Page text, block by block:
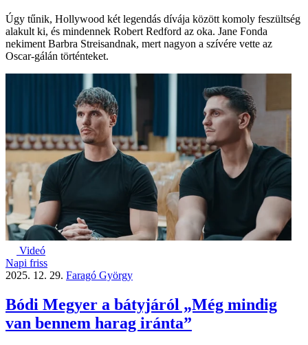
Úgy tűnik, Hollywood két legendás dívája között komoly feszültség
alakult ki, és mindennek Robert Redford az oka. Jane Fonda
nekiment Barbra Streisandnak, mert nagyon a szívére vette az
Oscar-gálán történteket.
Videó
Napi friss
2025. 12. 29. Faragó György
Bódi Megyer a bátyjáról „Még mindig
van bennem harag iránta”